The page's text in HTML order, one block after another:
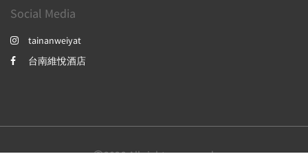
Social Media
tainanweiyat
台南維悅酒店
2026All rights reserved